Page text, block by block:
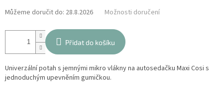
Můžeme doručit do: 28.8.2026 Možnosti doručení
Přidat do košíku
Univerzální potah s jemnými mikro vlákny na autosedačku Maxi Cosi s
jednoduchým upevněním gumičkou.